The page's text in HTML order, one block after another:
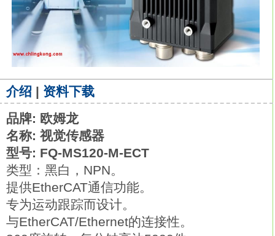
介绍 | 资料下载
品牌: 欧姆龙
名称: 视觉传感器
型号: FQ-MS120-M-ECT
类型：黑白，NPN。
提供EtherCAT通信功能。
专为运动跟踪而设计。
与EtherCAT/Ethernet的连接性。